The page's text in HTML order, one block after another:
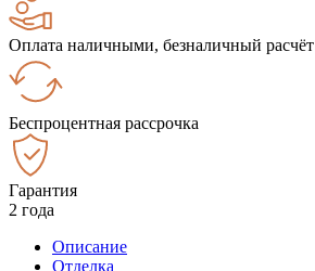
Оплата наличными, безналичный расчёт
Беспроцентная рассрочка
Гарантия
2 года
Описание
Отделка